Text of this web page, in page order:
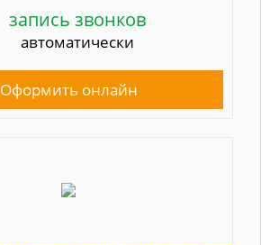
запись звонков
автоматически
Оформить онлайн